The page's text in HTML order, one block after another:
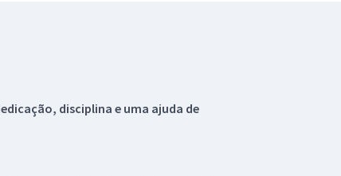
disciplina e uma ajuda de